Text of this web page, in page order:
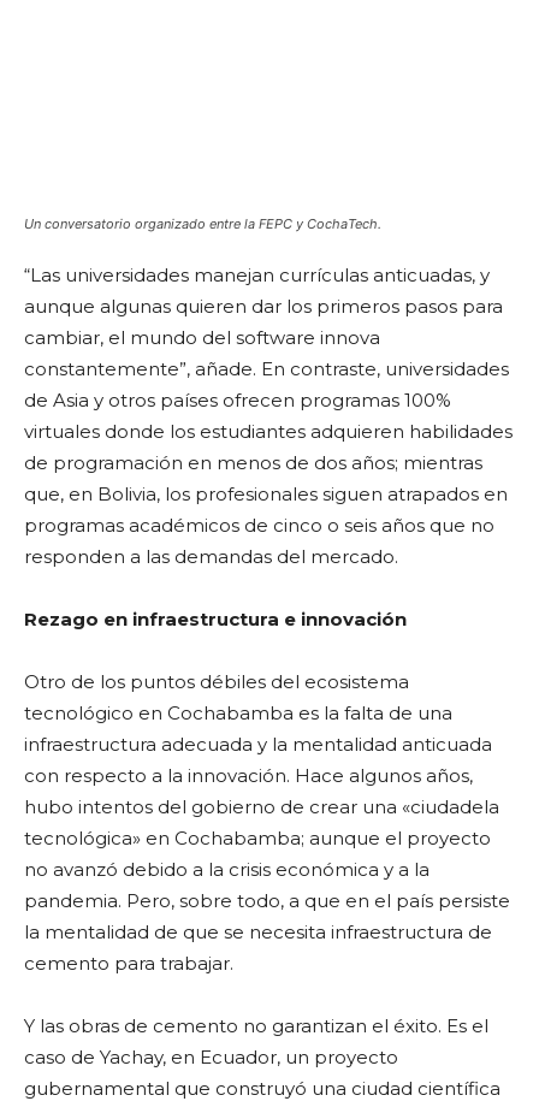
Un conversatorio organizado entre la FEPC y CochaTech.
“Las universidades manejan currículas anticuadas, y
aunque algunas quieren dar los primeros pasos para
cambiar, el mundo del software innova
constantemente”, añade. En contraste, universidades
de Asia y otros países ofrecen programas 100%
virtuales donde los estudiantes adquieren habilidades
de programación en menos de dos años; mientras
que, en Bolivia, los profesionales siguen atrapados en
programas académicos de cinco o seis años que no
responden a las demandas del mercado.
Rezago en infraestructura e innovación
Otro de los puntos débiles del ecosistema
tecnológico en Cochabamba es la falta de una
infraestructura adecuada y la mentalidad anticuada
con respecto a la innovación. Hace algunos años,
hubo intentos del gobierno de crear una «ciudadela
tecnológica» en Cochabamba; aunque el proyecto
no avanzó debido a la crisis económica y a la
pandemia. Pero, sobre todo, a que en el país persiste
la mentalidad de que se necesita infraestructura de
cemento para trabajar.
Y las obras de cemento no garantizan el éxito. Es el
caso de Yachay, en Ecuador, un proyecto
gubernamental que construyó una ciudad científica